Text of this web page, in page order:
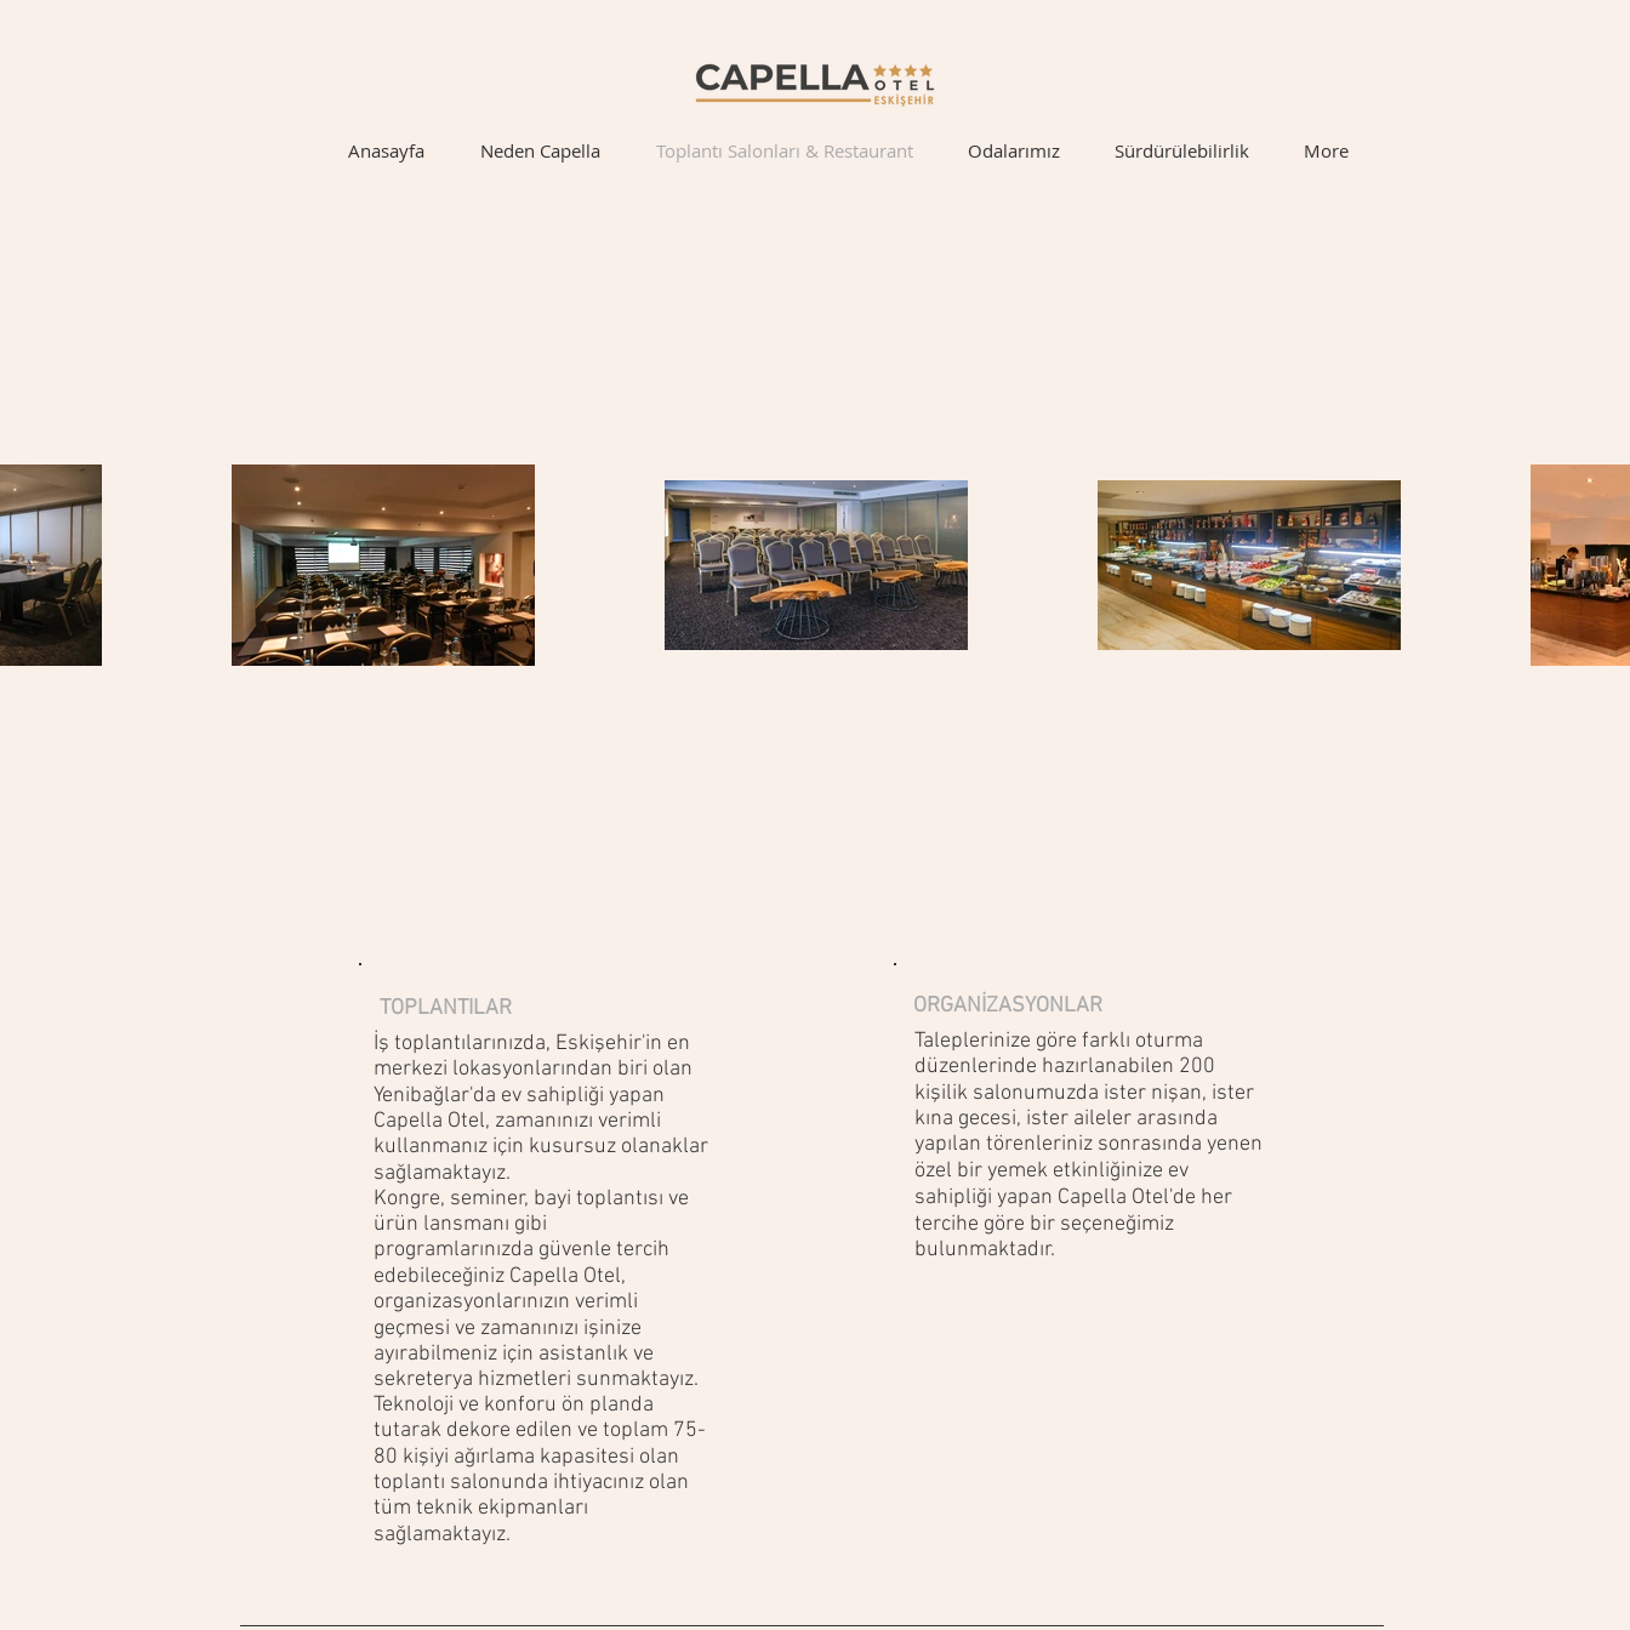
Anasayfa Neden Capella Toplantı Salonları & Restaurant Odalarımız Sürdürülebilirlik More
TOPLANTILAR
İş toplantılarınızda, Eskişehir'in en
merkezi lokasyonlarından biri olan
Yenibağlar'da ev sahipliği yapan
Capella Otel, zamanınızı verimli
kullanmanız için kusursuz olanaklar
sağlamaktayız.
Kongre, seminer, bayi toplantısı ve
ürün lansmanı gibi
programlarınızda güvenle tercih
edebileceğiniz Capella Otel,
organizasyonlarınızın verimli
geçmesi ve zamanınızı işinize
ayırabilmeniz için asistanlık ve
sekreterya hizmetleri sunmaktayız.
Teknoloji ve konforu ön planda
tutarak dekore edilen ve toplam 75-
80 kişiyi ağırlama kapasitesi olan
toplantı salonunda ihtiyacınız olan
tüm teknik ekipmanları
sağlamaktayız.
Taleplerinize göre farklı oturma
düzenlerinde hazırlanabilen 200
kişilik salonumuzda ister nişan, ister
kına gecesi, ister aileler arasında
yapılan törenleriniz sonrasında yenen
özel bir yemek etkinliğinize ev
sahipliği yapan Capella Otel'de her
tercihe göre bir seçeneğimiz
bulunmaktadır.
ORGANİZASYONLAR